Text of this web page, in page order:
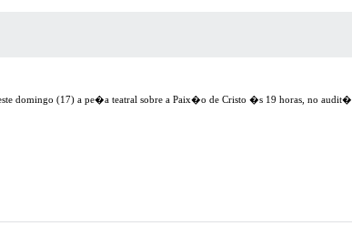
domingo (17) a pe�a teatral sobre a Paix�o de Cristo �s 19 horas, no